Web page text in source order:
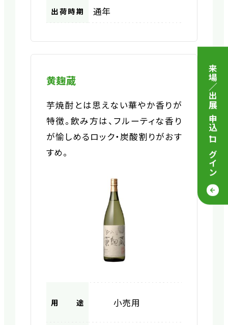
来場／出展 申込
・
ログイン
出荷時期 通年
黄麹蔵
芋焼酎とは思えない華やか香りが
特徴。飲み方は、フルーティな香り
が愉しめるロック・炭酸割りがおす
すめ。
用途 小売用